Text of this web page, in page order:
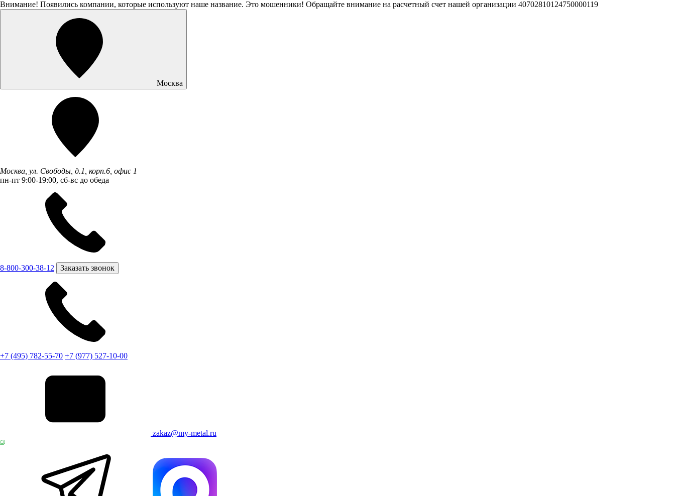
Внимание! Появились компании, которые используют наше название. Это мошенники! Обращайте внимание на расчетный счет нашей организации 40702810124750000119
Москва
Москва, ул. Свободы, д.1, корп.6, офис 1
пн-пт 9:00-19:00, сб-вс до обеда
8-800-300-38-12 Заказать звонок
+7 (495) 782-55-70 +7 (977) 527-10-00
zakaz@my-metal.ru